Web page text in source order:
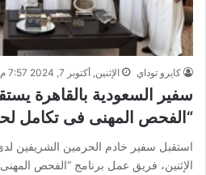
كايرو توداي الإثنين, أكتوبر 7, 2024 7:57 م
سفير السعودية بالقاهرة
“الفحص المهنى فى تكامل
‏استقبل سفير خادم الحرمين الشريفين
الإثنين، فريق عمل برنامج “الفحص